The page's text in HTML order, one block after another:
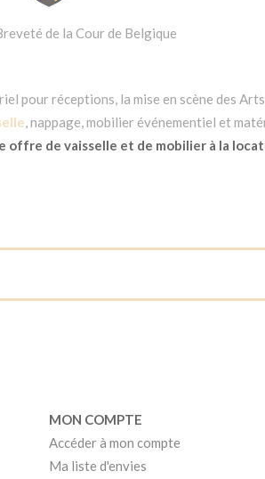
de la Cour de Belgique
pour réceptions, la mise en scène des
, nappage, mobilier événementiel et
offre de vaisselle et de mobilier à la
MON COMPTE
Accéder à mon compte
Ma liste d'envies